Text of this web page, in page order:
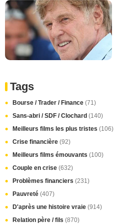
Tags
Bourse / Trader / Finance (71)
Sans-abri / SDF / Clochard (140)
Meilleurs films les plus tristes (106)
Crise financière (92)
Meilleurs films émouvants (100)
Couple en crise (632)
Problèmes financiers (231)
Pauvreté (407)
D'après une histoire vraie (914)
Relation père / fils (870)